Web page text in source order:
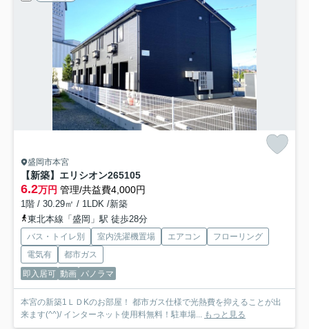
盛岡市本宮
【新築】エリシオン265105
6.2万円 管理/共益費4,000円
1階 / 30.29㎡ / 1LDK /新築
東北本線「盛岡」駅 徒歩28分
バス・トイレ別 室内洗濯機置場 エアコン
フローリング
電気有
都市ガス
即入居可 動画 パノラマ
本宮の新築1ＬＤKのお部屋！ 都市ガス仕様で光熱費を抑えることが出
来ます(^^)/ インターネット使用料無料！駐車場...
もっと見る